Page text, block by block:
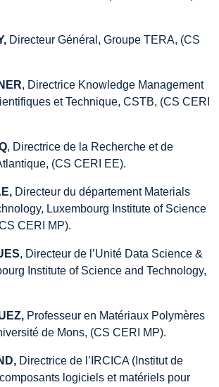
Directeur Général, Groupe TERA, (CS
, Directrice Knowledge Management
et Technique, CSTB, (CS CERI
, Directrice de la Recherche et de
(CS CERI EE).
Directeur du département Materials
Luxembourg Institute of Science
CERI MP).
, Directeur de l’Unité Data Science &
Institute of Science and Technology,
Professeur en Matériaux Polymères
de Mons, (CS CERI MP).
Directrice de l’IRCICA (Institut de
logiciels et matériels pour